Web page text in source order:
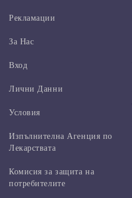
Рекламации
За Нас
Вход
Лични Данни
Условия
Изпълнителна Агенция по
Лекарствата
Комисия за защита на
потребителите